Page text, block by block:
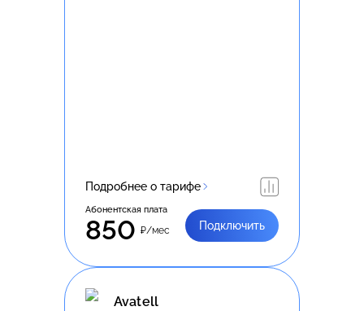
Подробнее о тарифе
Абонентская плата
850 ₽/мес Подключить
Avatell